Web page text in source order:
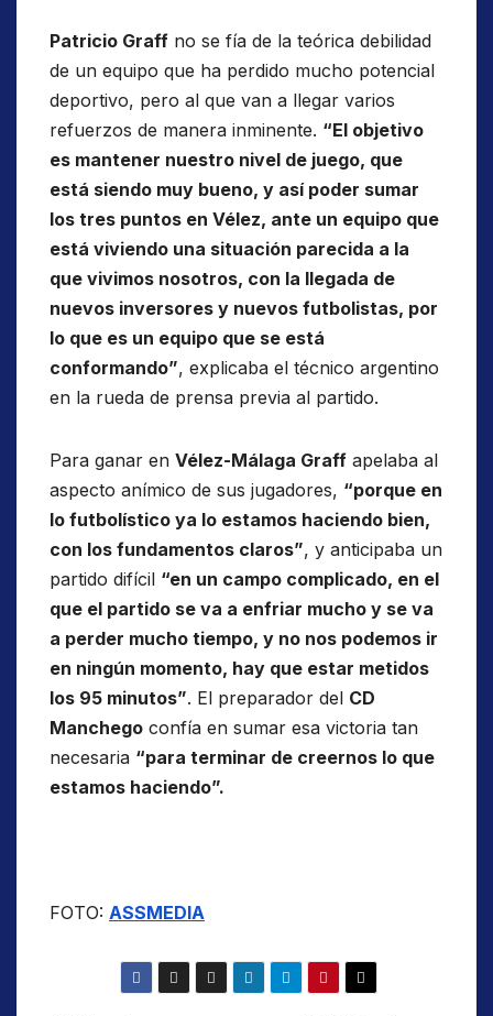
Patricio Graff no se fía de la teórica debilidad
de un equipo que ha perdido mucho potencial
deportivo, pero al que van a llegar varios
refuerzos de manera inminente. “El objetivo
es mantener nuestro nivel de juego, que
está siendo muy bueno, y así poder sumar
los tres puntos en Vélez, ante un equipo que
está viviendo una situación parecida a la
que vivimos nosotros, con la llegada de
nuevos inversores y nuevos futbolistas, por
lo que es un equipo que se está
conformando”, explicaba el técnico argentino
en la rueda de prensa previa al partido.
Para ganar en Vélez-Málaga Graff apelaba al
aspecto anímico de sus jugadores, “porque en
lo futbolístico ya lo estamos haciendo bien,
con los fundamentos claros”, y anticipaba un
partido difícil “en un campo complicado, en el
que el partido se va a enfriar mucho y se va
a perder mucho tiempo, y no nos podemos ir
en ningún momento, hay que estar metidos
los 95 minutos”. El preparador del CD
Manchego confía en sumar esa victoria tan
necesaria “para terminar de creernos lo que
estamos haciendo”.
FOTO: ASSMEDIA